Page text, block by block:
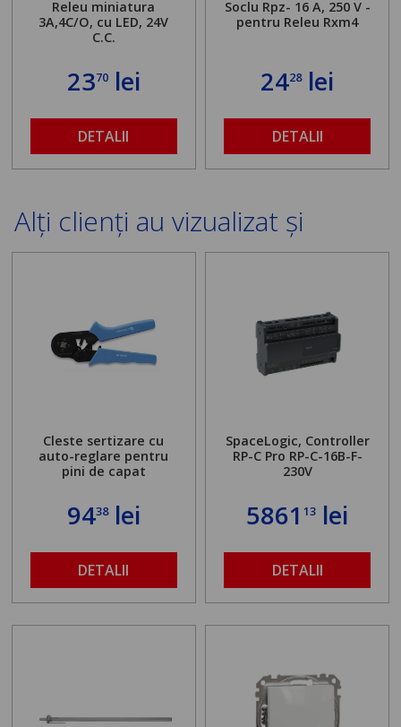
Releu miniatura
3A,4C/O, cu LED, 24V
C.C.
2370lei
DETALII
Soclu Rpz- 16 A, 250 V -
pentru Releu Rxm4
2428lei
DETALII
Alți clienți au vizualizat și
Cleste sertizare cu
auto-reglare pentru
pini de capat
9438lei
DETALII
SpaceLogic, Controller
RP-C Pro RP-C-16B-F-
230V
586113 lei
DETALII